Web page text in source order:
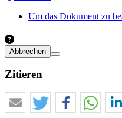
Um das Dokument zu
Abbrechen
Zitieren